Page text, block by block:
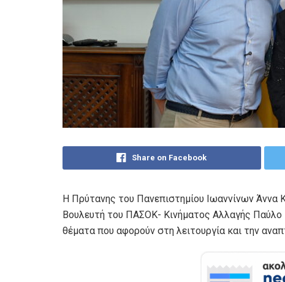
Share on Facebook
Η Πρύτανης του Πανεπιστημίου Ιωαννίνων
Βουλευτή του ΠΑΣΟΚ- Κινήματος Αλλαγής Παύλο
θέματα που αφορούν στη λειτουργία και την